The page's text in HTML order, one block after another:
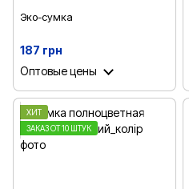
Эко-сумка
187 грн
Оптовые цены
ХИТ
ЗАКАЗ ОТ 10 ШТУК